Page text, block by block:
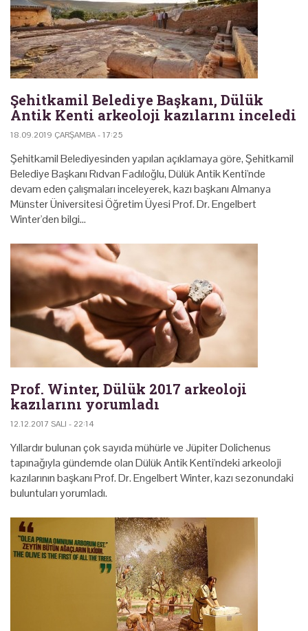
Şehitkamil Belediye Başkanı, Dülük
Antik Kenti arkeoloji kazılarını inceledi
18.09.2019 ÇARŞAMBA - 17:25
Şehitkamil Belediyesinden yapılan açıklamaya göre, Şehitkamil
Belediye Başkanı Rıdvan Fadıloğlu, Dülük Antik Kenti'nde
devam eden çalışmaları inceleyerek, kazı başkanı Almanya
Münster Üniversitesi Öğretim Üyesi Prof. Dr. Engelbert
Winter'den bilgi…
Prof. Winter, Dülük 2017 arkeoloji
kazılarını yorumladı
12.12.2017 SALI - 22:14
Yıllardır bulunan çok sayıda mühürle ve Jüpiter Dolichenus
tapınağıyla gündemde olan Dülük Antik Kenti'ndeki arkeoloji
kazılarının başkanı Prof. Dr. Engelbert Winter, kazı sezonundaki
buluntuları yorumladı.